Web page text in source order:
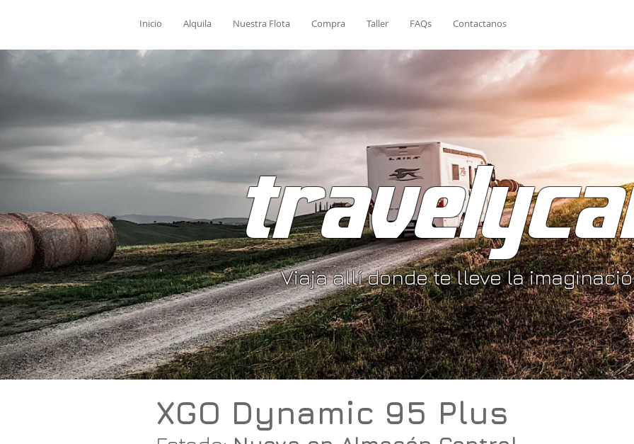
Inicio Alquila Nuestra Flota Compra Taller FAQs Contactanos
Viaja allí donde te lleve la
XGO Dynamic 95 Plus